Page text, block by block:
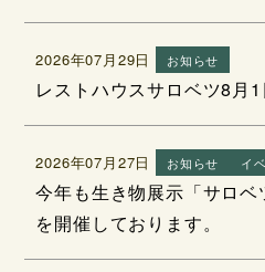
2026年07月29日 お知らせ
レストハウスサロベツ8月1
2026年07月27日 お知らせ イ
今年も生き物展示「サロベ
を開催しております。